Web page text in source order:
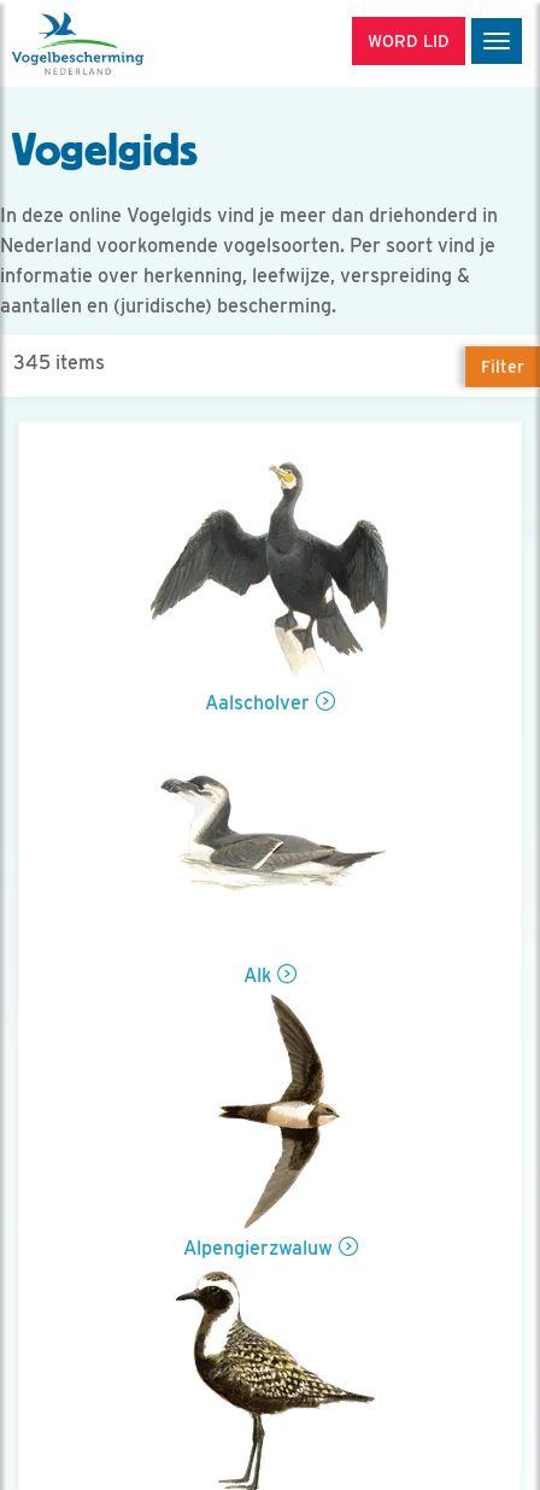
WORD LID
Vogelgids
In deze online Vogelgids vind je meer dan driehonderd in
Nederland voorkomende vogelsoorten. Per soort vind je
informatie over herkenning, leefwijze, verspreiding &
aantallen en (juridische) bescherming.
345 items Filter
Aalscholver
Alk
Alpengierzwaluw